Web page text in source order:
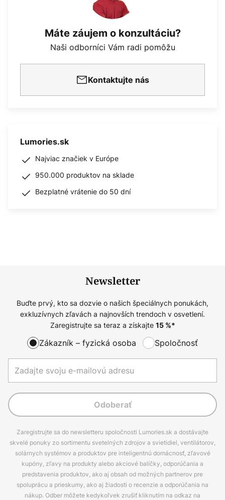
Máte záujem o konzultáciu?
Naši odborníci Vám radi pomôžu
Kontaktujte nás
Lumories.sk
Najviac značiek v Európe
950.000 produktov na sklade
Bezplatné vrátenie do 50 dní
Newsletter
Buďte prvý, kto sa dozvie o našich špeciálnych ponukách,
exkluzívnych zľavách a najnovších trendoch v osvetlení.
Zaregistrujte sa teraz a získajte 15%*
Zákazník – fyzická osoba Spoločnosť
Odoberať
Zaregistrujte sa do newsletteru spoločnosti Lumories.sk a dostávajte
skvelé ponuky zo sortimentu svetelných zdrojov a svietidiel, ventilátorov,
solárnych systémov a produktov pre inteligentnú domácnosť, zľavové
kupóny, zľavy na produkty alebo akciové balíčky, odporúčania a
predstavenia produktov, ako aj obsah od možných partnerov pre
spoluprácu a prieskumy, ako aj žiadosti o recenzie a odporúčania na
nákup. Odber môžete kedykoľvek zrušiť kliknutím na odkaz na